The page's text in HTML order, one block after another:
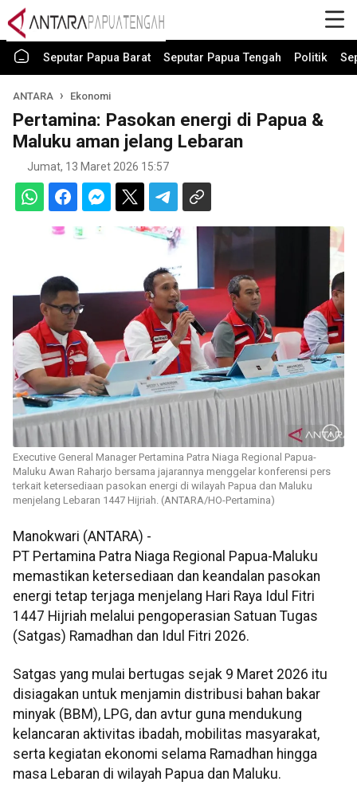
Seputar Papua Barat Seputar Papua Tengah Politik
ANTARA Ekonomi
Pertamina: Pasokan energi di Papua &
Maluku aman jelang Lebaran
Jumat, 13 Maret 2026 15:57
Executive General Manager Pertamina Patra Niaga Regional Papua-
Maluku Awan Raharjo bersama jajarannya menggelar konferensi pers
terkait ketersediaan pasokan energi di wilayah Papua dan Maluku
menjelang Lebaran 1447 Hijriah. (ANTARA/HO-Pertamina)
Manokwari (ANTARA) -
PT Pertamina Patra Niaga Regional Papua-Maluku
memastikan ketersediaan dan keandalan pasokan
energi tetap terjaga menjelang Hari Raya Idul Fitri
1447 Hijriah melalui pengoperasian Satuan Tugas
(Satgas) Ramadhan dan Idul Fitri 2026.
Satgas yang mulai bertugas sejak 9 Maret 2026 itu
disiagakan untuk menjamin distribusi bahan bakar
minyak (BBM), LPG, dan avtur guna mendukung
kelancaran aktivitas ibadah, mobilitas masyarakat,
serta kegiatan ekonomi selama Ramadhan hingga
masa Lebaran di wilayah Papua dan Maluku.